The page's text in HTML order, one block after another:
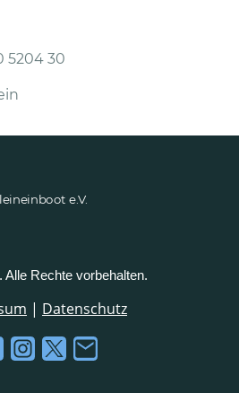
5204 30
e.V.
Rechte vorbehalten.
| Datenschutz